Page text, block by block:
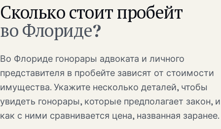
Наследство и пробейт
Корпоративные сделки
Споры по недвижимости
Деловые и договорные споры
Общие коммерческие споры
Сколько стоит пробейт
во Флориде?
Во Флориде гонорары адвоката и личного
представителя в пробейте зависят от стоимости
имущества. Укажите несколько деталей, чтобы
увидеть гонорары, которые предполагает закон, и
как с ними сравнивается цена, названная заранее.